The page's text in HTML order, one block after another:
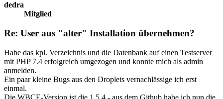
dedra
Mitglied
Re: User aus "alter" Installation übernehmen?
Habe das kpl. Verzeichnis und die Datenbank auf einen Testserver
mit PHP 7.4 erfolgreich umgezogen und konnte mich als admin
anmelden.
Ein paar kleine Bugs aus den Droplets vernachlässige ich erst
einmal.
Die WBCE-Version ist die 1.5.4 - aus dem Github habe ich nun die